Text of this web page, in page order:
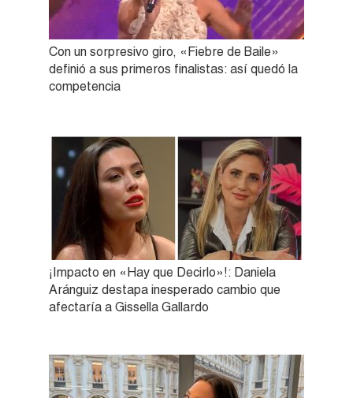
Con un sorpresivo giro, «Fiebre de Baile»
definió a sus primeros finalistas: así quedó la
competencia
¡Impacto en «Hay que Decirlo»!: Daniela
Aránguiz destapa inesperado cambio que
afectaría a Gissella Gallardo